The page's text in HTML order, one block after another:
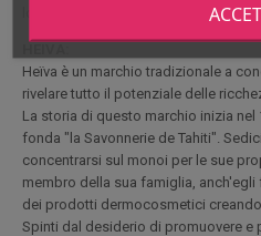
lozioni per il corpo del marchio per
Heïva è un marchio tradizionale a
rivelare tutto il potenziale delle
La storia di questo marchio inizia nel
fonda "la Savonnerie de Tahiti".
concentrarsi sul monoi per le sue
membro della sua famiglia,
dei prodotti dermocosmetici creando
Spinti dal desiderio di promuovere e